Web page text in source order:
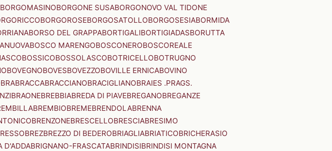
BORGOMASINOBORGONE SUSABORGONOVO VAL TIDONE
BORGOROSEBORGOSATOLLOBORGOSESIABORMIDA
BORSO DEL GRAPPABORTIGALIBORTIGIADASBORUTTA
BOSCO MARENGOBOSCONEROBOSCOREALE
BOSSICOBOSSOLASCOBOTRICELLOBOTRUGNO
BOVEGNOBOVESBOVEZZOBOVILLE ERNICABOVINO
BRABRACCABRACCIANOBRACIGLIANOBRAIES .PRAGS.
BRAONEBREBBIABREDA DI PIAVEBREGANOBREGANZE
BREMBIOBREMEBRENDOLABRENNA
BRENZONEBRESCELLOBRESCIABRESIMO
BREZBREZZO DI BEDEROBRIAGLIABRIATICOBRICHERASIO
D'ADDABRIGNANO-FRASCATABRINDISIBRINDISI MONTAGNA